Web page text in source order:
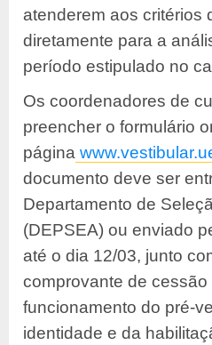
atenderem aos critérios
diretamente para a
período estipulado no
Os coordenadores de
preencher o formulário
página
documento deve ser
Departamento de
(DEPSEA) ou enviado
até o dia 12/03, junto
comprovante de
funcionamento do pré-
identidade e da